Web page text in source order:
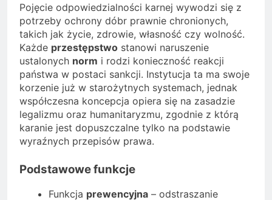
Pojęcie odpowiedzialności karnej wywodzi się z
potrzeby ochrony dóbr prawnie chronionych,
takich jak życie, zdrowie, własność czy wolność.
Każde przestępstwo stanowi naruszenie
ustalonych norm i rodzi konieczność reakcji
państwa w postaci sankcji. Instytucja ta ma swoje
korzenie już w starożytnych systemach, jednak
współczesna koncepcja opiera się na zasadzie
legalizmu oraz humanitaryzmu, zgodnie z którą
karanie jest dopuszczalne tylko na podstawie
wyraźnych przepisów prawa.
Podstawowe funkcje
Funkcja prewencyjna – odstraszanie